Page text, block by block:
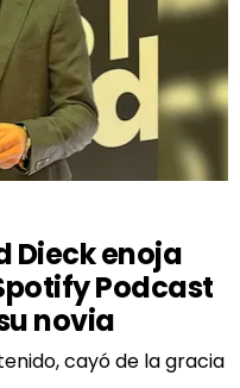
Dieck enoja
Podcast
novia
cayó de la gracia